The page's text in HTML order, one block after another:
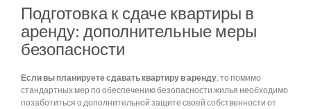
Подготовка к сдаче квартиры в
аренду: дополнительные меры
безопасности
Если вы планируете сдавать квартиру в аренду, то помимо
стандартных мер по обеспечению безопасности жилья необходимо
позаботиться о дополнительной защите своей собственности от